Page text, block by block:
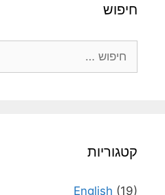
חיפוש
קטגוריות
English (19)